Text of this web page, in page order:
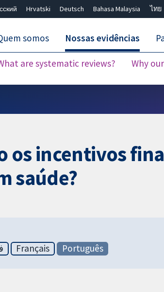
Hrvatski Deutsch Bahasa Malaysia ไทย
somos Nossas evidências
are systematic reviews? Why
os incentivos
saúde?
Français Português